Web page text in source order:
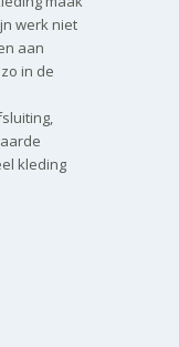
werk niet
aan
in de
kleding